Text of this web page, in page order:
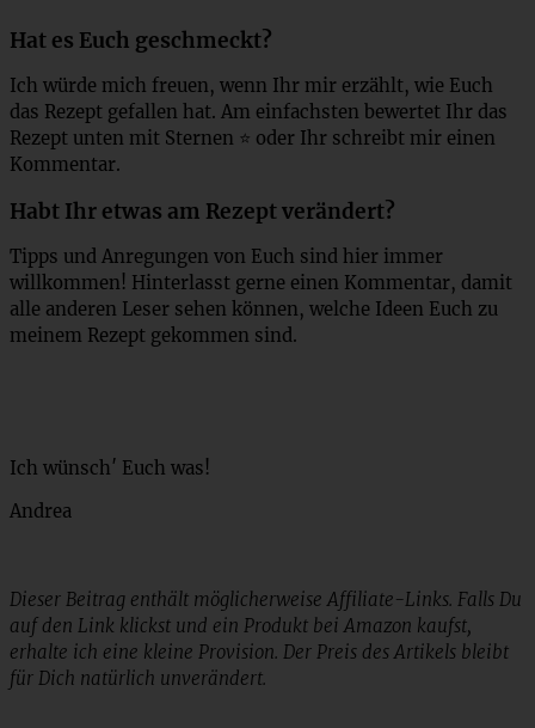
Hat es Euch geschmeckt?
Ich würde mich freuen, wenn Ihr mir erzählt, wie Euch
das Rezept gefallen hat. Am einfachsten bewertet Ihr das
Rezept unten mit Sternen ⭐ oder Ihr schreibt mir einen
Kommentar.
Habt Ihr etwas am Rezept verändert?
Tipps und Anregungen von Euch sind hier immer
willkommen! Hinterlasst gerne einen Kommentar, damit
alle anderen Leser sehen können, welche Ideen Euch zu
meinem Rezept gekommen sind.
Ich wünsch′ Euch was!
Andrea
Dieser Beitrag enthält möglicherweise Affiliate-Links. Falls Du
auf den Link klickst und ein Produkt bei Amazon kaufst,
erhalte ich eine kleine Provision. Der Preis des Artikels bleibt
für Dich natürlich unverändert.